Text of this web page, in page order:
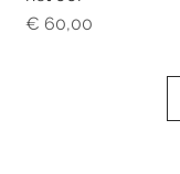
Prijs
€ 60,00